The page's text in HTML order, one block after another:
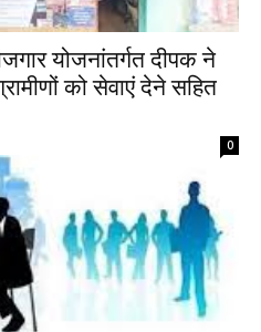
योजनांतर्गत दीपक ने
को सेवाएं देने सहित
0